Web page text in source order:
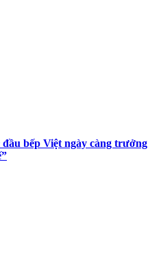
bếp Việt ngày càng trưởng